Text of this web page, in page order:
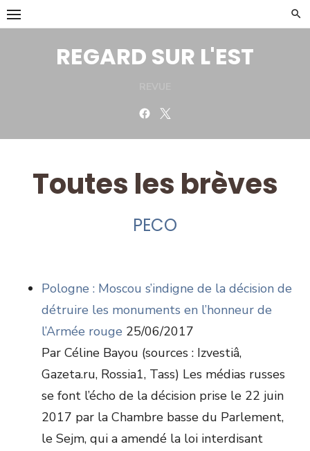
Skip
to
REGARD SUR L'EST
Facebook
Toutes les brèves
PECO
Pologne : Moscou s’indigne de la décision de
détruire les monuments en l’honneur de
l’Armée rouge 25/06/2017
Par Céline Bayou (sources : Izvestiâ,
Gazeta.ru, Rossia1, Tass) Les médias russes
se font l’écho de la décision prise le 22 juin
2017 par la Chambre basse du Parlement,
le Sejm, qui a amendé la loi interdisant